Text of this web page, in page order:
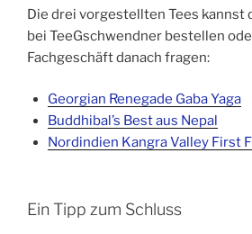
Die drei vorgestellten Tees kannst
bei TeeGschwendner bestellen
Fachgeschäft danach fragen:
Georgian Renegade Gaba Yaga
Buddhibal’s Best aus Nepal
Nordindien Kangra Valley First
Ein Tipp zum Schluss